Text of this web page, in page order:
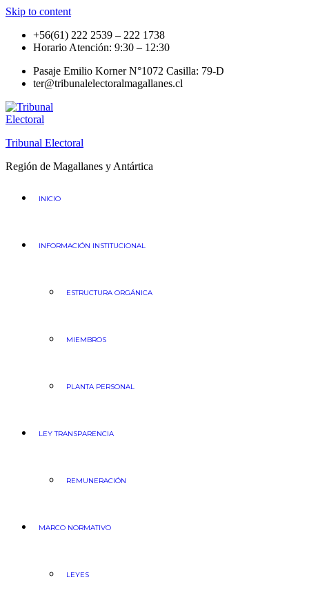
Skip to content
+56(61) 222 2539 – 222 1738
Horario Atención: 9:30 – 12:30
Pasaje Emilio Korner N°1072 Casilla: 79-D
ter@tribunalelectoralmagallanes.cl
Tribunal Electoral
Región de Magallanes y Antártica
INICIO
INFORMACIÓN INSTITUCIONAL
ESTRUCTURA ORGÁNICA
MIEMBROS
PLANTA PERSONAL
LEY TRANSPARENCIA
REMUNERACIÓN
MARCO NORMATIVO
LEYES